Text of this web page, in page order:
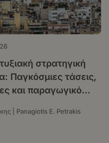
στρατηγική
Παγκόσμιες τάσεις,
και παραγωγικό
| Panagiotis E. Petrakis